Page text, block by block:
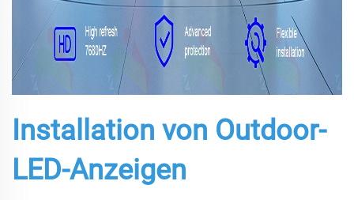
Installation von Outdoor-
LED-Anzeigen